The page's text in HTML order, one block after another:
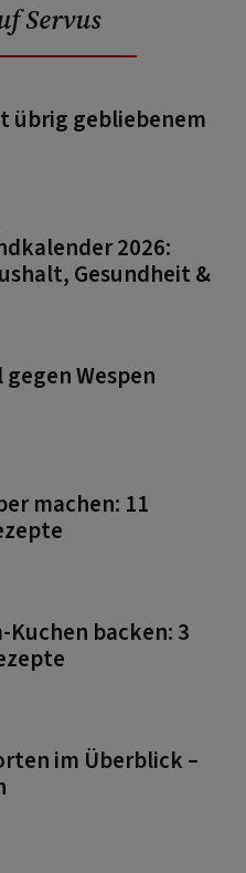
Servus
übrig gebliebenem
2026:
Gesundheit &
Wespen
machen: 11
backen: 3
im Überblick –